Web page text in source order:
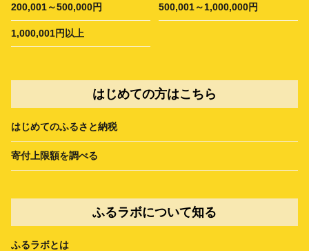
200,001～500,000円 500,001～1,000,000円
1,000,001円以上
はじめての方はこちら
はじめてのふるさと納税
寄付上限額を調べる
ふるラボについて知る
ふるラボとは